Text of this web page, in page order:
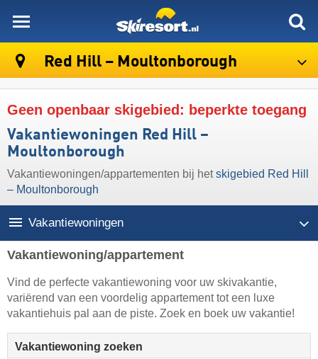
Red Hill – Moultonborough
Geen openbaar skigebied: beperkte toegang
Vakantiewoningen Red Hill –
Moultonborough
Vakantiewoningen/appartementen bij hetskigebied Red Hill
– Moultonborough
Vakantiewoningen
Vakantiewoning/appartement
Vind de perfecte vakantiewoning voor uw skivakantie,
variërend van een voordelig appartement tot een luxe
vakantiehuis pal aan de piste. Zoek en boek uw vakantie!
Vakantiewoning zoeken